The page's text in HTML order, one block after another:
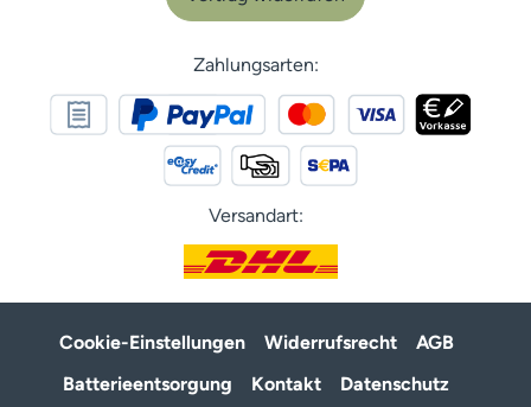
Zahlungsarten:
Versandart:
Cookie-Einstellungen Widerrufsrecht
AGB
Batterieentsorgung
Kontakt Datenschutz